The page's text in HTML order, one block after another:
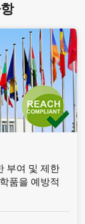
부여 및 제한
품을 예방적